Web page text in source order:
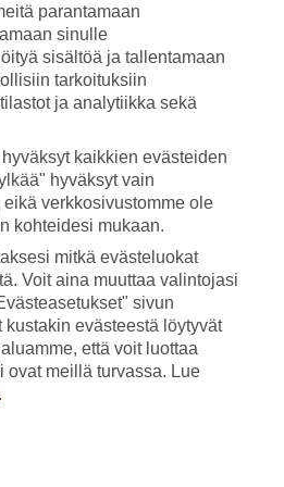
del Carmenin keskustaan on noin 20
ympäri
on Grand Riviera Princess oikea
sisältyy runsas All Inclusive.
la carte -ravintoloita sekä
on tarjolla juomia ja välipaloja
-ravintoloihin edellytetään
uima-altaita
jolla on aurinkotuolit ja -varjot sekä
hintaan. Täällä voit helposti
ja altaalla oleskelun välillä.
mukaan lukien lapsiystävälliset
Platinum-sviitissä
parantamaan
sinulle
sisältöä ja tallentamaan
tarkoituksiin
ja analytiikka sekä
kaikkien evästeiden
hyväksyt vain
verkkosivustomme ole
kohteidesi mukaan.
mitkä evästeluokat
Voit aina muuttaa valintojasi
sivun
evästeestä löytyvät
että voit luottaa
ovat meillä turvassa. Lue
.